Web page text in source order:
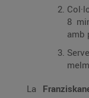
8
amb
La